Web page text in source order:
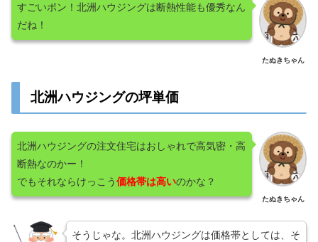
たぬきちゃん
すごいポン！北洲ハウジングは断熱性能も優秀なん
だね！
北洲ハウジングの坪単価
たぬきちゃん
北洲ハウジングの注文住宅はおしゃれで高気密・高
断熱なのかー！
でもそれならけっこう価格帯は高いのかな？
そうじゃな。北洲ハウジングは価格帯としては、そ